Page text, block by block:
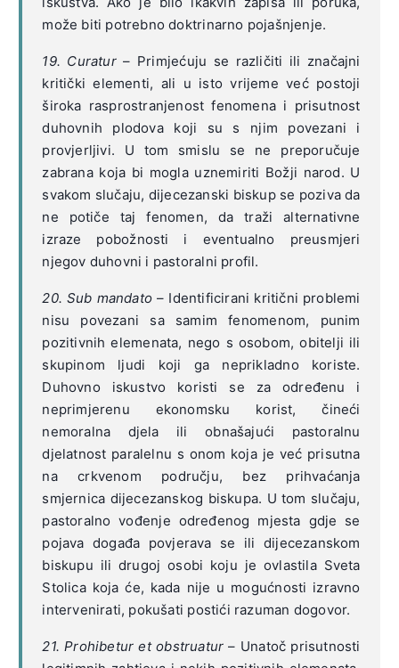
može biti potrebno doktrinarno pojašnjenje.
19. Curatur– Primjećuju se različiti ili značajni
kritički elementi, ali u isto vrijeme već postoji
široka rasprostranjenost fenomena i prisutnost
duhovnih plodova koji su s njim povezani i
provjerljivi. U tom smislu se ne preporučuje
zabrana koja bi mogla uznemiriti Božji narod. U
svakom slučaju, dijecezanski biskup se poziva da
ne potiče taj fenomen, da traži alternativne
izraze pobožnosti i eventualno preusmjeri
njegov duhovni i pastoralni profil.
20. Sub mandato– Identificirani kritični problemi
nisu povezani sa samim fenomenom, punim
pozitivnih elemenata, nego s osobom, obitelji ili
skupinom ljudi koji ga neprikladno koriste.
Duhovno iskustvo koristi se za određenu i
neprimjerenu ekonomsku korist, čineći
nemoralna djela ili obnašajući pastoralnu
djelatnost paralelnu s onom koja je već prisutna
na crkvenom području, bez prihvaćanja
smjernica dijecezanskog biskupa. U tom slučaju,
pastoralno vođenje određenog mjesta gdje se
pojava događa povjerava se ili dijecezanskom
biskupu ili drugoj osobi koju je ovlastila Sveta
Stolica koja će, kada nije u mogućnosti izravno
intervenirati, pokušati postići razuman dogovor.
21. Prohibetur et obstruatur– Unatoč prisutnosti